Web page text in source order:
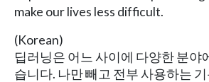
make our lives less difficult.
(Korean)
딥러닝은 어느 사이에 다양한 분야
습니다. 나만 빼고 전부 사용하는